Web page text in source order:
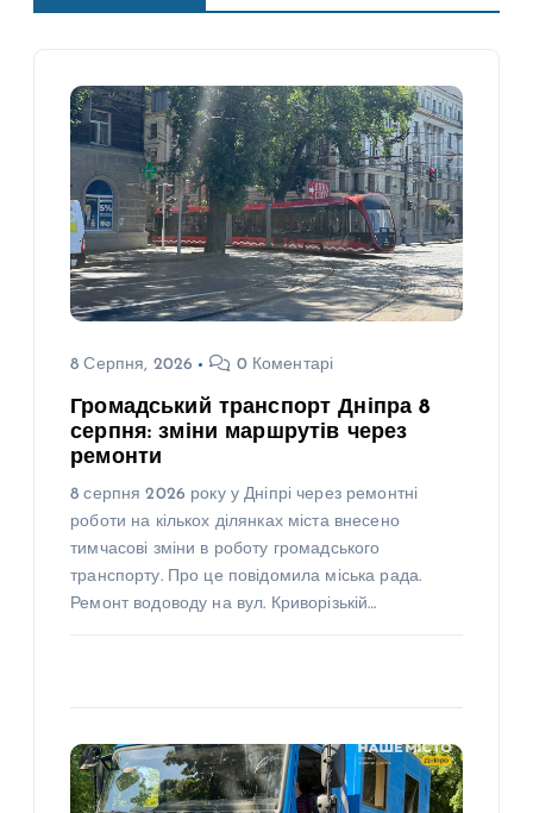
8 Серпня, 2026 0 Коментарі
Громадський транспорт Дніпра 8
серпня: зміни маршрутів через
ремонти
8 серпня 2026 року у Дніпрі через ремонтні
роботи на кількох ділянках міста внесено
тимчасові зміни в роботу громадського
транспорту. Про це повідомила міська рада.
Ремонт водоводу на вул. Криворізькій…